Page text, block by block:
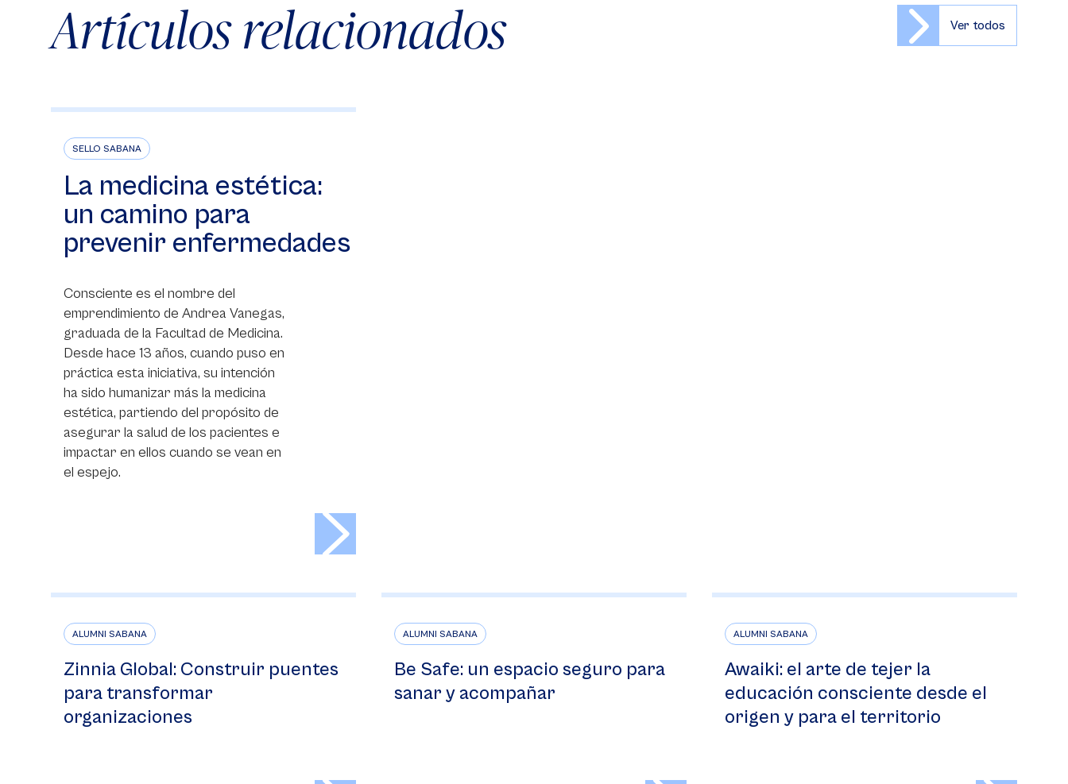
Artículos relacionados Ver todos
SELLO SABANA
La medicina estética:
un camino para
prevenir enfermedades
Consciente es el nombre del
emprendimiento de Andrea Vanegas,
graduada de la Facultad de Medicina.
Desde hace 13 años, cuando puso en
práctica esta iniciativa, su intención
ha sido humanizar más la medicina
estética, partiendo del propósito de
asegurar la salud de los pacientes e
impactar en ellos cuando se vean en
el espejo.
ALUMNI SABANA
Zinnia Global: Construir puentes
para transformar
organizaciones
ALUMNI SABANA
Be Safe: un espacio seguro para
sanar y acompañar
ALUMNI SABANA
Awaiki: el arte de tejer la
educación consciente desde el
origen y para el territorio